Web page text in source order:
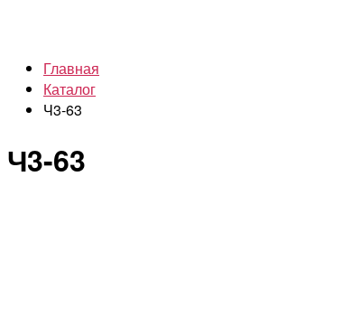
Главная
Каталог
Ч3-63
Ч3-63